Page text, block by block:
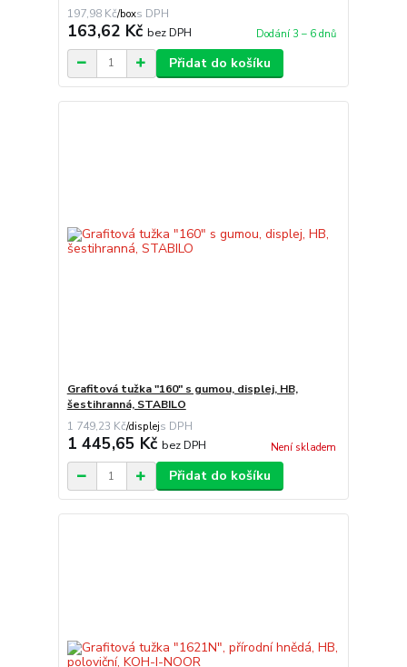
197,98 Kč/box
163,62 Kč bez DPH Dodání 3 – 6 dnů
Přidat do košíku
Grafitová tužka "160" s gumou, displej, HB,
šestihranná, STABILO
1 749,23 Kč/displej
1 445,65 Kč bez DPH Není skladem
Přidat do košíku